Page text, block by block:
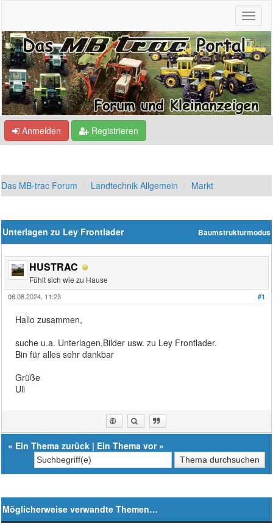
Anmelden Registrieren
Das MB-trac Forum Landtechnik Allgemein Markt
Baumstrukturmodus
Unterlagen zu Ley Frontlader
HUSTRAC
Fühlt sich wie zu Hause
#1
06.08.2024, 11:23
Hallo zusammen,
suche u.a. Unterlagen,Bilder usw. zu Ley Frontlader.
Bin für alles sehr dankbar
Grüße
Uli
« Ein Thema zurück | Ein Thema vor»
Möglicherweise verwandte Themen…